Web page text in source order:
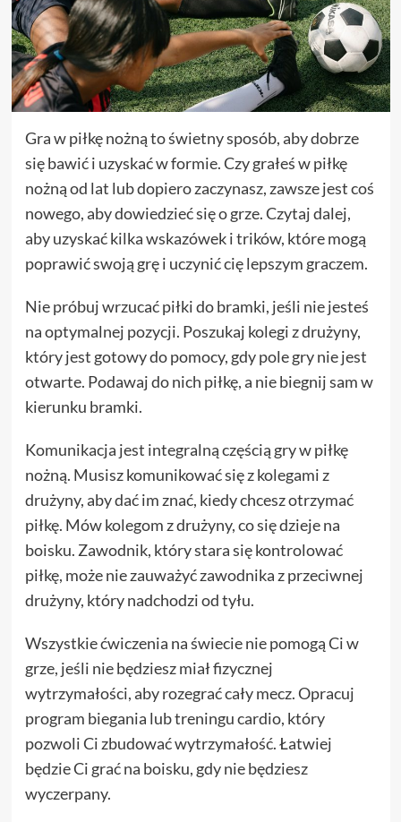
Gra w piłkę nożną to świetny sposób, aby dobrze
się bawić i uzyskać w formie. Czy grałeś w piłkę
nożną od lat lub dopiero zaczynasz, zawsze jest coś
nowego, aby dowiedzieć się o grze. Czytaj dalej,
aby uzyskać kilka wskazówek i trików, które mogą
poprawić swoją grę i uczynić cię lepszym graczem.
Nie próbuj wrzucać piłki do bramki, jeśli nie jesteś
na optymalnej pozycji. Poszukaj kolegi z drużyny,
który jest gotowy do pomocy, gdy pole gry nie jest
otwarte. Podawaj do nich piłkę, a nie biegnij sam w
kierunku bramki.
Komunikacja jest integralną częścią gry w piłkę
nożną. Musisz komunikować się z kolegami z
drużyny, aby dać im znać, kiedy chcesz otrzymać
piłkę. Mów kolegom z drużyny, co się dzieje na
boisku. Zawodnik, który stara się kontrolować
piłkę, może nie zauważyć zawodnika z przeciwnej
drużyny, który nadchodzi od tyłu.
Wszystkie ćwiczenia na świecie nie pomogą Ci w
grze, jeśli nie będziesz miał fizycznej
wytrzymałości, aby rozegrać cały mecz. Opracuj
program biegania lub treningu cardio, który
pozwoli Ci zbudować wytrzymałość. Łatwiej
będzie Ci grać na boisku, gdy nie będziesz
wyczerpany.